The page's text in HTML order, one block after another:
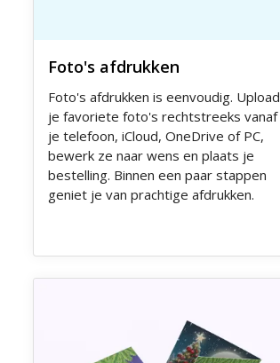
Foto's afdrukken
Foto's afdrukken is eenvoudig. Upload
je favoriete foto's rechtstreeks vanaf
je telefoon, iCloud, OneDrive of PC,
bewerk ze naar wens en plaats je
bestelling. Binnen een paar stappen
geniet je van prachtige afdrukken.